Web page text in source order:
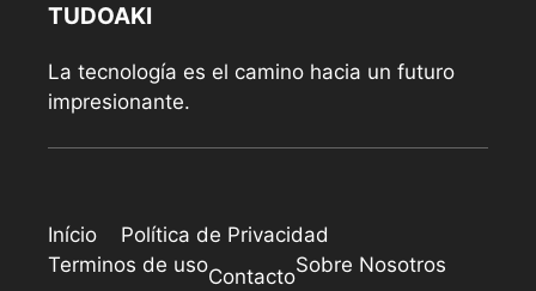
TUDOAKI
La tecnología es el camino hacia un futuro
impresionante.
Início
Política de Privacidad
Terminos de usoContactoSobre Nosotros